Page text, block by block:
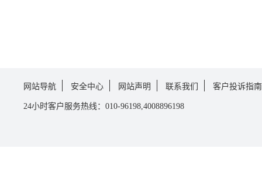
网站导航 安全中心 网站声明 联系我们 客户投诉指南
24小时客户服务热线：010-96198,4008896198